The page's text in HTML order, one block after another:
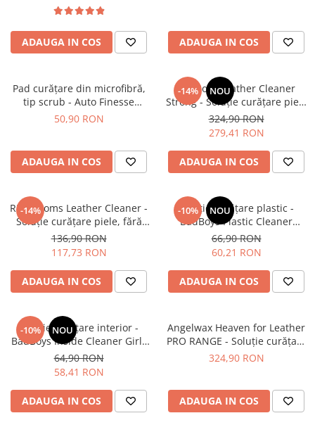
ADAUGA IN COS ADAUGA IN COS
Pad curățare din microfibră,
tip scrub - Auto Finesse
RevitaScrub Pad (Pack of 2)
50,90 RON
ADAUGA IN COS
-14% NOU
BadBoys Leather Cleaner
Strong - Soluție curățare piele
(formula strong) (5L)
324,90 RON
279,41 RON
ADAUGA IN COS
-14%
RRCustoms Leather Cleaner -
Soluție curățare piele, fără
parfum (5L)
136,90 RON
117,73 RON
ADAUGA IN COS
-10% NOU
Soluție curățare plastic -
BadBoys Plastic Cleaner
Bubble Gum (500ml)
66,90 RON
60,21 RON
ADAUGA IN COS
-10% NOU
Soluție curățare interior -
BadBoys Inside Cleaner Girls
(500ml)
64,90 RON
58,41 RON
ADAUGA IN COS
Angelwax Heaven for Leather
PRO RANGE - Soluție curățare
piele, cu pH neutru (5L)
324,90 RON
ADAUGA IN COS